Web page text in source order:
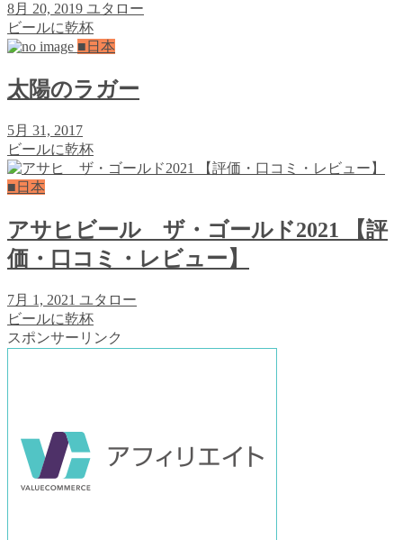
8月 20, 2019 ユタロー
ビールに乾杯
■日本
太陽のラガー
5月 31, 2017
ビールに乾杯
■日本
アサヒビール ザ・ゴールド2021 【評
価・口コミ・レビュー】
7月 1, 2021 ユタロー
ビールに乾杯
スポンサーリンク